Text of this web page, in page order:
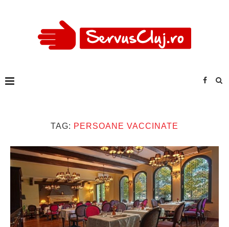
TAG: PERSOANE VACCINATE